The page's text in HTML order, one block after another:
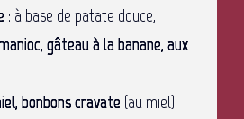
: à base de patate douce,
gâteau à la banane, aux
bonbons cravate (au miel).